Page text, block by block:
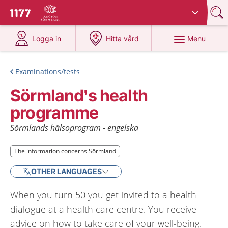
To start page for 1177
Du har valt region
Logga in
at 1177.se
Hitta vård
at 1177.se
Menu
Examinations/tests
Sörmland’s health
programme
Sörmlands hälsoprogram - engelska
The information concerns Sörmland
The information concerns Sörmland
OTHER LANGUAGES
When you turn 50 you get invited to a health
dialogue at a health care centre. You receive
advice on how to take care of your well-being.